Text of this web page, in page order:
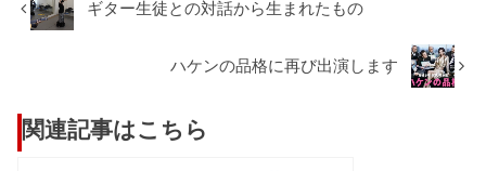
ギター生徒との対話から生まれたもの
ハケンの品格に再び出演します
関連記事はこちら